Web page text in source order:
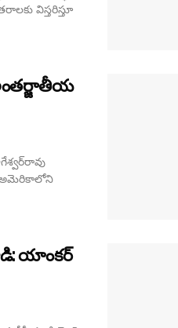
విస్తరిస్తూ
అమెరికాలోని
యాంకర్